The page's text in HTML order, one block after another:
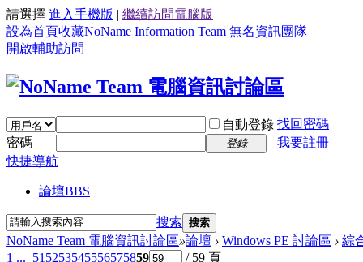
請選擇 進入手機版 | 繼續訪問電腦版
設為首頁收藏NoName Information Team 無名資訊團隊
開啟輔助訪問
自動登錄 找回密碼
密碼
登錄
我要註冊
快捷導航
論壇BBS
搜索 搜索
NoName Team 電腦資訊討論區»論壇 › Windows PE 討論區 › 綜
1 ... 51 5253545556575859
/ 59 頁